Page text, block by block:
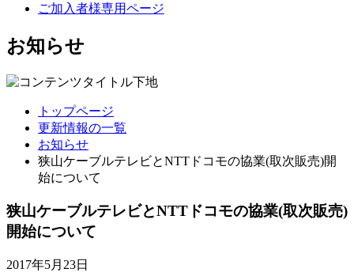
ご加入者様専用ページ
お知らせ
トップページ
更新情報の一覧
お知らせ
狭山ケーブルテレビとNTTドコモの協業(取次販売)開
始について
狭山ケーブルテレビとNTTドコモの協業(取次販売)
開始について
2017年5月23日